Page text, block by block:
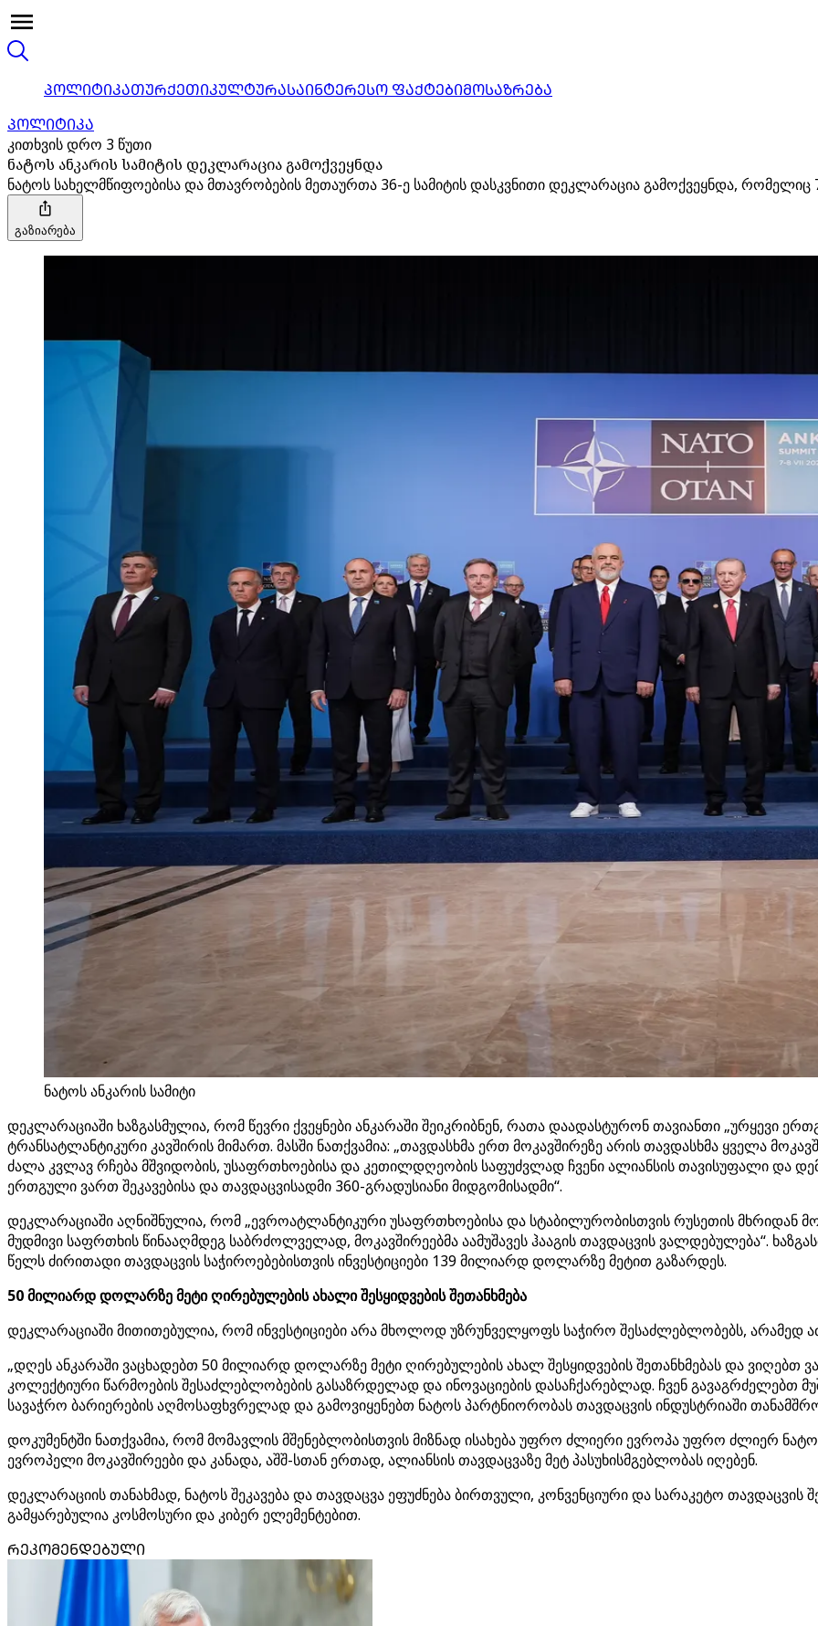
ᲞᲝᲚᲘᲢᲘᲙᲐᲗᲣᲠᲥᲔᲗᲘᲙᲣᲚᲢᲣᲠᲐᲡᲐᲘᲜᲢᲔᲠᲔᲡᲝ ᲤᲐᲥᲢᲔᲑᲘᲛᲝᲡᲐᲖᲠᲔᲑᲐ
ᲞᲝᲚᲘᲢᲘᲙᲐ
კითხვის დრო 3 წუთი
ნატოს ანკარის სამიტის დეკლარაცია გამოქვეყნდა
ნატოს სახელმწიფოებისა და მთავრობების მეთაურთა 36-ე სამიტის დასკვნითი დეკლარაცია გამოქვეყნდა,
გაზიარება
ნატოს ანკარის სამიტი
დეკლარაციაში ხაზგასმულია, რომ წევრი ქვეყნები ანკარაში შეიკრიბნენ, რათა დაადასტურონ თავიანთი „ურყევი
ტრანსატლანტიკური კავშირის მიმართ. მასში ნათქვამია: „თავდასხმა ერთ მოკავშირეზე არის თავდასხმა ყველა
ძალა კვლავ რჩება მშვიდობის, უსაფრთხოებისა და კეთილდღეობის საფუძვლად ჩვენი ალიანსის თავისუფალი და
ერთგული ვართ შეკავებისა და თავდაცვისადმი 360-გრადუსიანი მიდგომისადმი“.
დეკლარაციაში აღნიშნულია, რომ „ევროატლანტიკური უსაფრთხოებისა და სტაბილურობისთვის რუსეთის მხრიდან
მუდმივი საფრთხის წინააღმდეგ საბრძოლველად, მოკავშირეებმა აამუშავეს ჰააგის თავდაცვის ვალდებულება“.
წელს ძირითადი თავდაცვის საჭიროებებისთვის ინვესტიციები 139 მილიარდ დოლარზე მეტით გაზარდეს.
50 მილიარდ დოლარზე მეტი ღირებულების ახალი შესყიდვების შეთანხმება
დეკლარაციაში მითითებულია, რომ ინვესტიციები არა მხოლოდ უზრუნველყოფს საჭირო შესაძლებლობებს, არამედ
„დღეს ანკარაში ვაცხადებთ 50 მილიარდ დოლარზე მეტი ღირებულების ახალ შესყიდვების შეთანხმებას და
კოლექტიური წარმოების შესაძლებლობების გასაზრდელად და ინოვაციების დასაჩქარებლად. ჩვენ გავაგრძელებთ
სავაჭრო ბარიერების აღმოსაფხვრელად და გამოვიყენებთ ნატოს პარტნიორობას თავდაცვის ინდუსტრიაში
დოკუმენტში ნათქვამია, რომ მომავლის მშენებლობისთვის მიზნად ისახება უფრო ძლიერი ევროპა უფრო ძლიერ
ევროპელი მოკავშირეები და კანადა, აშშ-სთან ერთად, ალიანსის თავდაცვაზე მეტ პასუხისმგებლობას იღებენ.
დეკლარაციის თანახმად, ნატოს შეკავება და თავდაცვა ეფუძნება ბირთვული, კონვენციური და სარაკეტო თავდაცვის
გამყარებულია კოსმოსური და კიბერ ელემენტებით.
ᲠᲔᲙᲝᲛᲔᲜᲓᲔᲑᲣᲚᲘ